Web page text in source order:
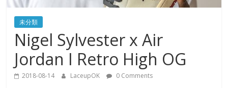
未分類
Nigel Sylvester x Air
Jordan I Retro High OG
2018-08-14 LaceupOK 0 Comments